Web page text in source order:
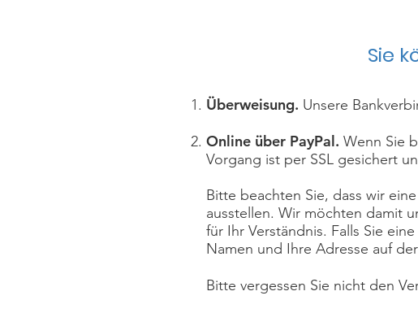
Sie
Überweisung. Unsere
Online über PayPal. Wenn Sie
Vorgang ist per SSL gesichert
Bitte beachten Sie, dass wir
ausstellen. Wir möchten damit
für Ihr Verständnis. Falls Sie
Namen und Ihre Adresse auf
Bitte vergessen Sie nicht den